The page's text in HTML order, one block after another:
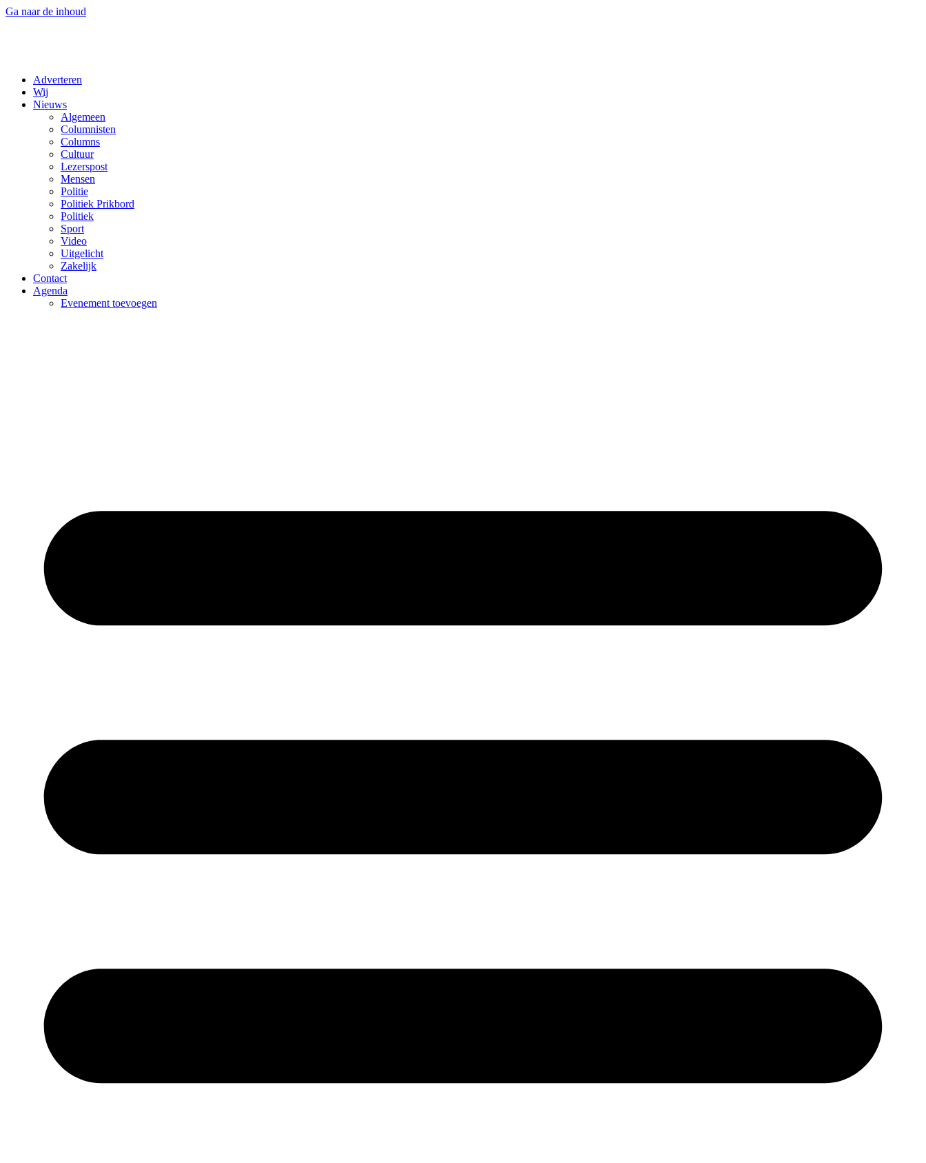
Ga naar de inhoud
Adverteren
Wij
Nieuws
Algemeen
Columnisten
Columns
Cultuur
Lezerspost
Mensen
Politie
Politiek Prikbord
Politiek
Sport
Video
Uitgelicht
Zakelijk
Contact
Agenda
Evenement toevoegen